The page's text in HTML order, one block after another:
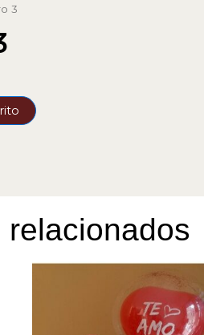
3
relacionados